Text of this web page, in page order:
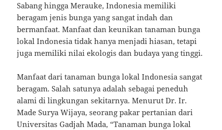
Sabang hingga Merauke, Indonesia memiliki
beragam jenis bunga yang sangat indah dan
bermanfaat. Manfaat dan keunikan tanaman bunga
lokal Indonesia tidak hanya menjadi hiasan, tetapi
juga memiliki nilai ekologis dan budaya yang tinggi.
Manfaat dari tanaman bunga lokal Indonesia sangat
beragam. Salah satunya adalah sebagai peneduh
alami di lingkungan sekitarnya. Menurut Dr. Ir.
Made Surya Wijaya, seorang pakar pertanian dari
Universitas Gadjah Mada, “Tanaman bunga lokal